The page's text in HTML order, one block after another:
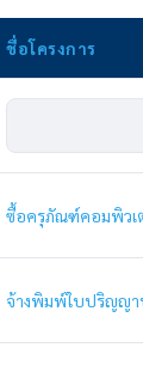
ชื่อโครงการ
ซื้อครุภัณฑ์คอมพิวเ
จ้างพิมพ์ใบปริญญ